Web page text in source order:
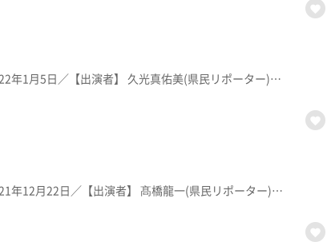
【放送局】 KFB福島放送／【放送日】 2022年1月5日／【出演者】 久光真佑美(県民リポーター)／ 紹介メニュー：「背油生姜 潮ラーメン」８８０円 ※メニューや価格等は撮影当時のものです。
【放送局】 KFB福島放送／【放送日】 2021年12月22日／【出演者】 髙橋龍一(県民リポーター)／ 紹介メニュー：「坦々麺 白(白胡麻)」８５０円・「坦々麺 赤(旨辛)」８５０円・「坦々麺 黒(黒胡麻)」８５０円 ※メニューや価格等は撮影当時のものです。